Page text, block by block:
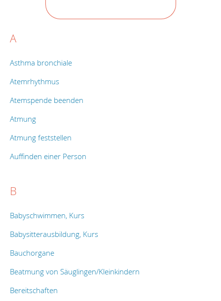
A
Asthma bronchiale
Atemrhythmus
Atemspende beenden
Atmung
Atmung feststellen
Auffinden einer Person
B
Babyschwimmen, Kurs
Babysitterausbildung, Kurs
Bauchorgane
Beatmung von Säuglingen/Kleinkindern
Bereitschaften